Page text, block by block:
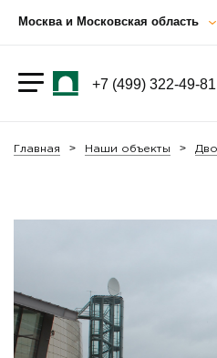
Москва и Московская область
+7 (499) 322-49-81
Главная Наши объекты